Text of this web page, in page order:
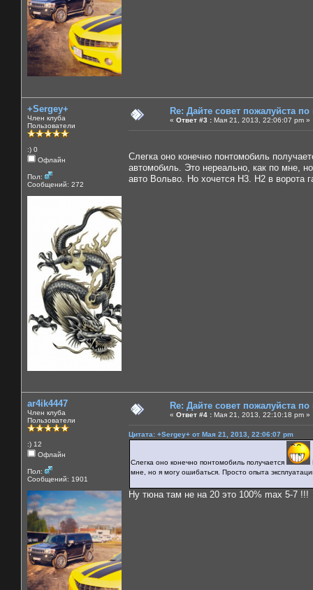
+Sergey+
Член клуба
Пользователи
:) 0
Офлайн
Пол:
Сообщений: 272
Re: Дайте совет пожалуйста
« Ответ #3 : Мая 21, 2013, 22:06:07 pm »
Слегка оно конечно понтомобиль
автомобиль. Это нереально, как по мне,
авто Вольво. Но хочется Н3. Н2 в ворота
ar4ik4447
Член клуба
Пользователи
:) 12
Офлайн
Пол:
Сообщений: 1901
Re: Дайте совет пожалуйста
« Ответ #4 : Мая 21, 2013, 22:10:18 pm »
Цитата: +Sergey+ от Мая 21, 2013, 22:06:07 pm
Слегка оно конечно понтомобиль получается
мне, но я могу ошибаться. Просто опыта
Ну тюна там не на 20 это 100% max 5-7 !!!